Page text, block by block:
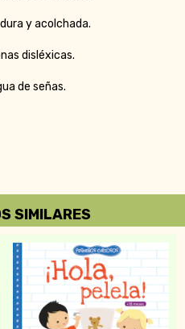
y acolchada.
disléxicas.
de señas.
SIMILARES